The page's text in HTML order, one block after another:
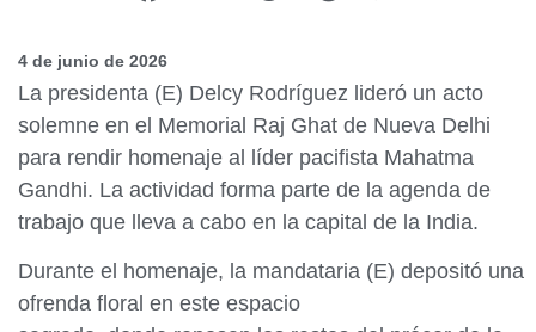
4 de junio de 2026
La presidenta (E) Delcy Rodríguez lideró un acto
solemne en el Memorial Raj Ghat de Nueva Delhi
para rendir homenaje al líder pacifista Mahatma
Gandhi. La actividad forma parte de la agenda de
trabajo que lleva a cabo en la capital de la India.
Durante el homenaje, la mandataria (E) depositó una
ofrenda floral en este espacio